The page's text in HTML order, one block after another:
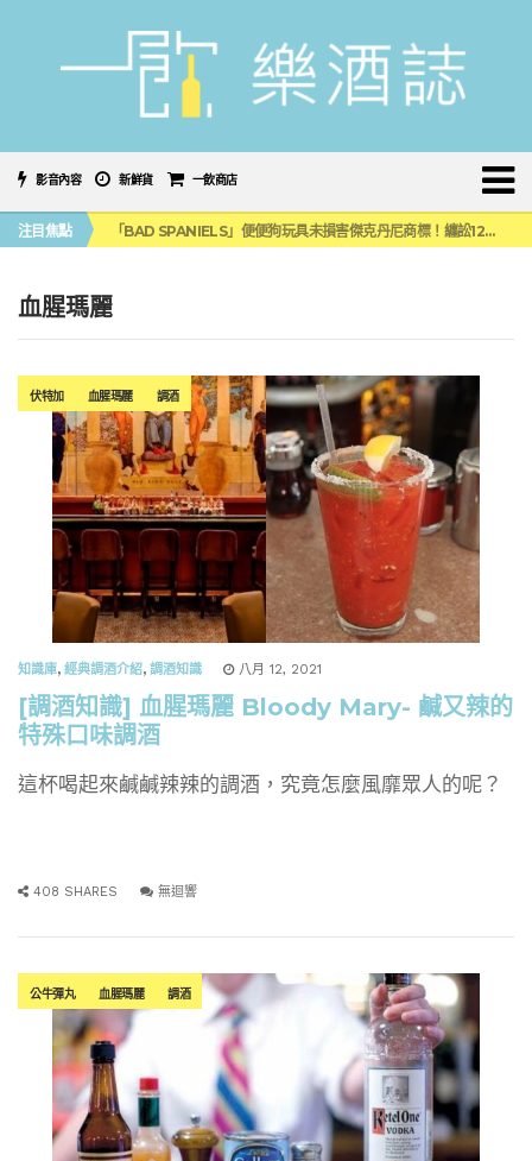
影音內容 新鮮貨 一飲商店
注目焦點
三得利六ROKU琴酒旬系列「柚子雪見」限量登場！首款罐裝GIN SODA 10月同步上市
「BAD SPANIELS」便便狗玩具未損害傑克丹尼商標！纏訟12年官司再次逆轉
麥卡倫 THE HARMONY COLLECTION 第六版最終章 -《椰風煖韻》
血腥瑪麗
伏特加 血腥瑪麗 調酒
知識庫, 經典調酒介紹, 調酒知識 八月 12, 2021
[調酒知識] 血腥瑪麗 Bloody Mary- 鹹又辣的
特殊口味調酒
這杯喝起來鹹鹹辣辣的調酒，究竟怎麼風靡眾人的呢？
408 SHARES 無迴響
公牛彈丸 血腥瑪麗 調酒